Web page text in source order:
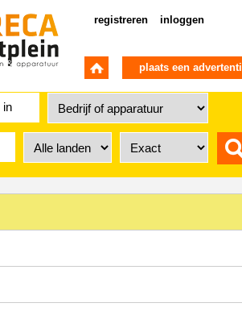
registreren inloggen
plaats een